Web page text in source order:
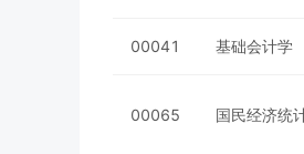
00041 基础会计学
00065 国民经济统